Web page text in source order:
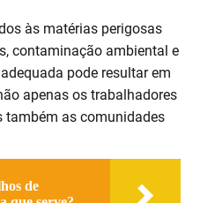
às matérias perigosas
contaminação ambiental e
pode resultar em
apenas os trabalhadores
também as comunidades
de